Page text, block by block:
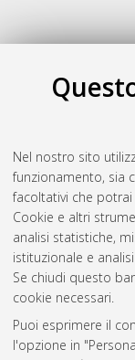
Nel nostro sito
funzionamento, sia
facoltativi che
Cookie e altri
analisi statistiche,
istituzionale e
Se chiudi questo
cookie necessari.
Puoi esprimere il
l'opzione in
Atom
Rss 1.0